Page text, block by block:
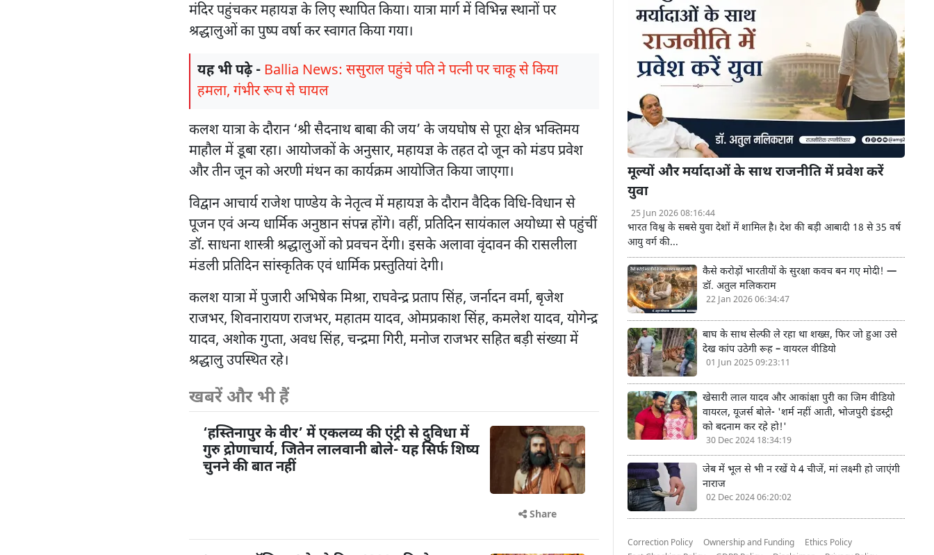
मंदिर पहुंचकर महायज्ञ के लिए स्थापित किया। यात्रा मार्ग में विभिन्न स्थानों पर
श्रद्धालुओं का पुष्प वर्षा कर स्वागत किया गया।
यह भी पढ़े - Ballia News: ससुराल पहुंचे पति ने पत्नी पर चाकू से किया
हमला, गंभीर रूप से घायल
कलश यात्रा के दौरान ‘श्री सैदनाथ बाबा की जय’ के जयघोष से पूरा क्षेत्र भक्तिमय
माहौल में डूबा रहा। आयोजकों के अनुसार, महायज्ञ के तहत दो जून को मंडप प्रवेश
और तीन जून को अरणी मंथन का कार्यक्रम आयोजित किया जाएगा।
विद्वान आचार्य राजेश पाण्डेय के नेतृत्व में महायज्ञ के दौरान वैदिक विधि-विधान से
पूजन एवं अन्य धार्मिक अनुष्ठान संपन्न होंगे। वहीं, प्रतिदिन सायंकाल अयोध्या से पहुंचीं
डॉ. साधना शास्त्री श्रद्धालुओं को प्रवचन देंगी। इसके अलावा वृंदावन की रासलीला
मंडली प्रतिदिन सांस्कृतिक एवं धार्मिक प्रस्तुतियां देगी।
कलश यात्रा में पुजारी अभिषेक मिश्रा, राघवेन्द्र प्रताप सिंह, जर्नादन वर्मा, बृजेश
राजभर, शिवनारायण राजभर, महातम यादव, ओमप्रकाश सिंह, कमलेश यादव, योगेन्द्र
यादव, अशोक गुप्ता, अवध सिंह, चन्द्रमा गिरी, मनोज राजभर सहित बड़ी संख्या में
श्रद्धालु उपस्थित रहे।
खबरें और भी हैं
‘हस्तिनापुर के वीर’ में एकलव्य की एंट्री से दुविधा में
गुरु द्रोणाचार्य, जितेन लालवानी बोले- यह सिर्फ शिष्य
चुनने की बात नहीं
Share
मूल्यों और मर्यादाओं के साथ राजनीति में प्रवेश करें
युवा
25 Jun 2026 08:16:44
भारत विश्व के सबसे युवा देशों में शामिल है। देश की बड़ी आबादी 18 से 35 वर्ष
आयु वर्ग की...
कैसे करोड़ों भारतीयों के सुरक्षा कवच बन गए मोदी! —
डॉ. अतुल मलिकराम
22 Jan 2026 06:34:47
बाघ के साथ सेल्फी ले रहा था शख्स, फिर जो हुआ उसे
देख कांप उठेगी रूह – वायरल वीडियो
01 Jun 2025 09:23:11
खेसारी लाल यादव और आकांक्षा पुरी का जिम वीडियो
वायरल, यूजर्स बोले- 'शर्म नहीं आती, भोजपुरी इंडस्ट्री
को बदनाम कर रहे हो!'
30 Dec 2024 18:34:19
जेब में भूल से भी न रखें ये 4 चीजें, मां लक्ष्मी हो जाएंगी
नाराज
02 Dec 2024 06:20:02
Correction Policy Ownership and Funding
Ethics Policy